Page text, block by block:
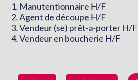
Manutentionnaire H/F
Agent de découpe H/F
Vendeur (se) prêt-a-porter H/F
Vendeur en boucherie H/F